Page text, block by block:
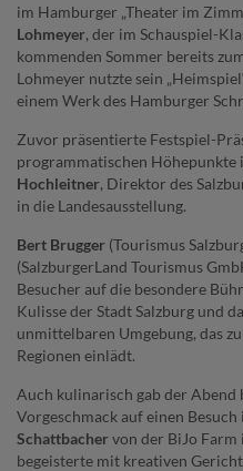
im Hamburger „Theater im
Lohmeyer, der im Schauspiel-
kommenden Sommer bereits
Lohmeyer nutzte sein
einem Werk des Hamburger
Zuvor präsentierte Festspiel-
programmatischen Höhepunkte
Hochleitner, Direktor des
in die Landesausstellung.
Bert Brugger (Tourismus
(SalzburgerLand Tourismus
Besucher auf die besondere
Kulisse der Stadt Salzburg und
unmittelbaren Umgebung, das
Regionen einlädt.
Auch kulinarisch gab der Abend
Vorgeschmack auf einen
Schattbachervon der BiJo
begeisterte mit kreativen